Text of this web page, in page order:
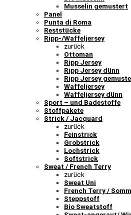
Musselin gemustert
Panel
Punta di Roma
Reststücke
Ripp-/Waffeljersey
zurück
Ottoman
Ripp Jersey
Ripp Jersey dünn
Ripp Jersey
Waffeljersey
Waffeljersey dünn
Sport – und Badestoffe
Stoffpakete
Strick / Jacquard
zurück
Feinstrick
Grobstrick
Lochstrick
Softstrick
Sweat / French Terry
zurück
Sweat Uni
French Terry /
Steppstoff
Bio Sweatstoff